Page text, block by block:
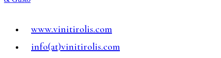
www.vinitirolis.com
info(at)vinitirolis.com